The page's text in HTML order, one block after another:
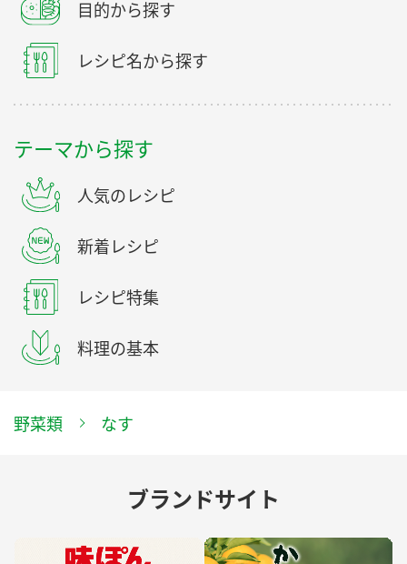
目的から探す
レシピ名から探す
テーマから探す
人気のレシピ
新着レシピ
レシピ特集
料理の基本
野菜類 なす
ブランドサイト